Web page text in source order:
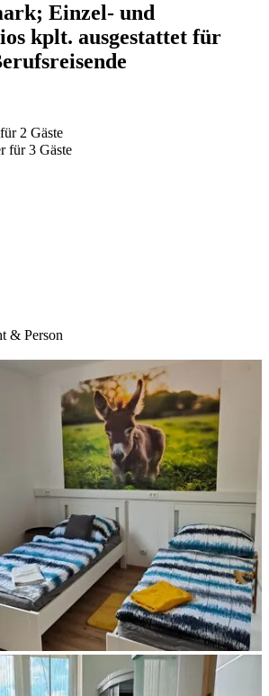
Einzel- und
kplt. ausgestattet für
für 2 Gäste
für 3 Gäste
& Person